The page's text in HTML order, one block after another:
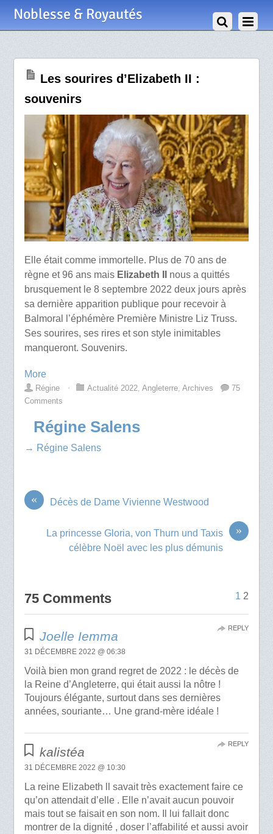
Noblesse & Royautés
Les sourires d’Elizabeth II :
souvenirs
Elle était comme immortelle. Plus de 70 ans de
règne et 96 ans maisElizabeth II
nous a quittés
brusquement le 8 septembre 2022 deux jours après
sa dernière apparition publique pour recevoir à
Balmoral l’éphémère Première Ministre Liz Truss.
Ses sourires, ses rires et son style inimitables
manqueront. Souvenirs.
More
Régine ⋅ Actualité 2022, Angleterre, Archives
75
Comments
Régine Salens
→ Régine Salens
« Décès de Dame Vivienne Westwood
»
La princesse Gloria, von Thurn und Taxis
célèbre Noël avec les plus démunis
75 Comments 1 2
Joelle Iemma
31 DÉCEMBRE 2022 @ 06:38
Voilà bien mon grand regret de 2022 : le décès de
la Reine d’Angleterre, qui était aussi la nôtre !
Toujours élégante, surtout dans ses dernières
années, souriante… Une grand-mère idéale !
REPLY
kalistéa
31 DÉCEMBRE 2022 @ 10:30
La reine Elizabeth ll savait très exactement faire ce
qu’on attendait d’elle . Elle n’avait aucun pouvoir
mais tout se faisait en son nom. Il lui fallait donc
montrer de la dignité , doser l’affabilité et aussi avoir
REPLY